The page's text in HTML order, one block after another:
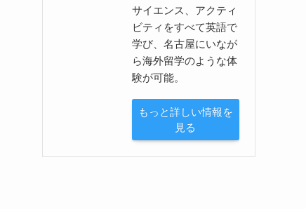
サイエンス、アクティ
ビティをすべて英語で
学び、名古屋にいなが
ら海外留学のような体
験が可能。
もっと詳しい情報を
見る